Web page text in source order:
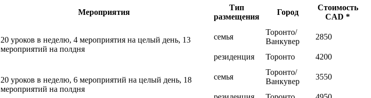
Мероприятия
Тип
размещения
Город
Стоимость
CAD *
20 уроков в неделю, 4 мероприятия на целый день, 13
мероприятий на полдня
семья
Торонто/
Ванкувер
2850
резиденция Торонто 4200
20 уроков в неделю, 6 мероприятий на целый день, 18
мероприятий на полдня
семья
Торонто/
Ванкувер
3550